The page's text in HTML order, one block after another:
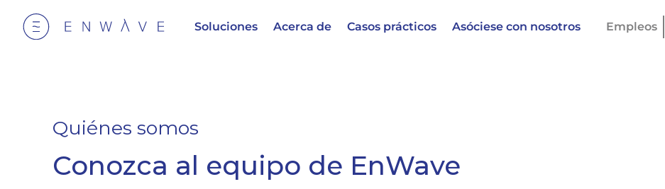
Soluciones Acerca de Casos prácticos Asóciese con nosotros Empleos
Quiénes somos
Conozca al equipo de EnWave